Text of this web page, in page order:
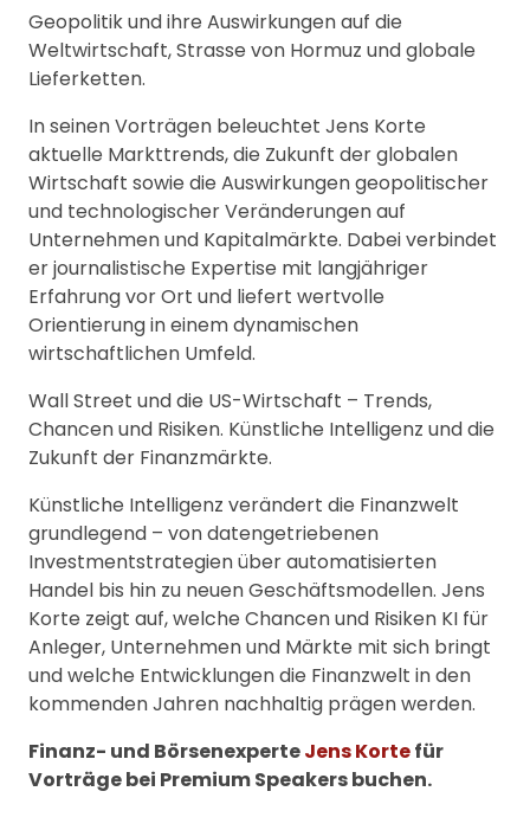
Geopolitik und ihre Auswirkungen auf die
Weltwirtschaft, Strasse von Hormuz und globale
Lieferketten.
In seinen Vorträgen beleuchtet Jens Korte
aktuelle Markttrends, die Zukunft der globalen
Wirtschaft sowie die Auswirkungen geopolitischer
und technologischer Veränderungen auf
Unternehmen und Kapitalmärkte. Dabei verbindet
er journalistische Expertise mit langjähriger
Erfahrung vor Ort und liefert wertvolle
Orientierung in einem dynamischen
wirtschaftlichen Umfeld.
Wall Street und die US-Wirtschaft – Trends,
Chancen und Risiken. Künstliche Intelligenz und die
Zukunft der Finanzmärkte.
Künstliche Intelligenz verändert die Finanzwelt
grundlegend – von datengetriebenen
Investmentstrategien über automatisierten
Handel bis hin zu neuen Geschäftsmodellen. Jens
Korte zeigt auf, welche Chancen und Risiken KI für
Anleger, Unternehmen und Märkte mit sich bringt
und welche Entwicklungen die Finanzwelt in den
kommenden Jahren nachhaltig prägen werden.
Finanz- und BörsenexperteJens Kortefür
Vorträge bei Premium Speakers buchen.